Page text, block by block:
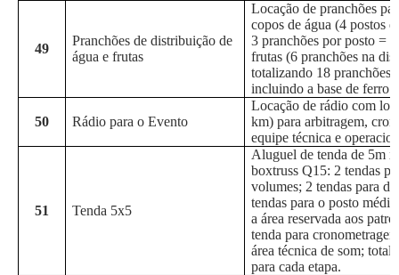
49
Pranchões de distribuição de
água e frutas
Locação de pranchões
copos de água (4 postos
3 pranchões por posto =
frutas (6 pranchões na
totalizando 18 pranchões
incluindo a base de ferro.
50 Rádio para o Evento
Locação de rádio com
km) para arbitragem,
equipe técnica e
51 Tenda 5x5
Aluguel de tenda de 5m
boxtruss Q15: 2 tendas
volumes; 2 tendas para
tendas para o posto
a área reservada aos
tenda para
área técnica de som;
para cada etapa.